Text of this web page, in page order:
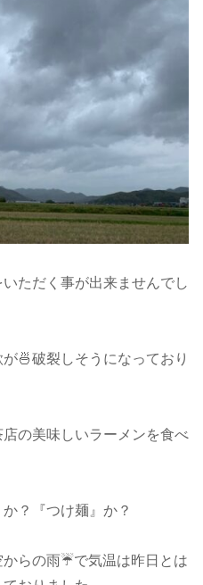
ただく事が出来ませんでし
🍜破裂しそうになっており
の美味しいラーメンを食べ
？『つけ麺』か？
らの雨☔️で気温は昨日とは